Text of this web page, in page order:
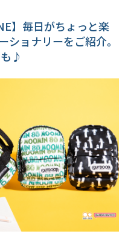
】毎日がちょっと楽
ショナリーをご紹介。
♪